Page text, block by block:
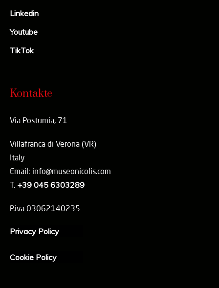
Linkedin
Youtube
TikTok
Kontakte
Via Postumia, 71
Villafranca di Verona (VR)
Italy
Email: info@museonicolis.com
T. +39 045 6303289
P.iva 03062140235
Privacy Policy
Cookie Policy